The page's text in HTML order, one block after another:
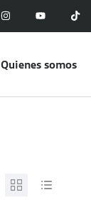
Quienes somos